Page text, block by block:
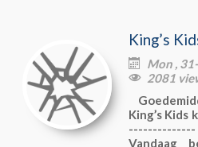
King’s
 Mon ,
 2081
King’s
--------------
Vandaag